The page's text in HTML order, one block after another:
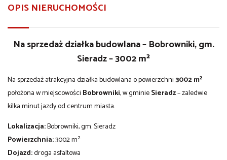
OPIS NIERUCHOMOŚCI
Na sprzedaż działka budowlana – Bobrowniki, gm.
Sieradz – 3002 m²
Na sprzedaż atrakcyjna działka budowlana o powierzchni3002 m²
położona w miejscowości Bobrowniki, w gminieSieradz– zaledwie
kilka minut jazdy od centrum miasta.
Lokalizacja:Bobrowniki, gm. Sieradz
Powierzchnia:3002 m²
Dojazd:droga asfaltowa